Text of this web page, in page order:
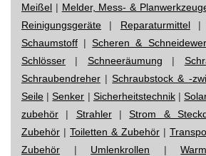
Meißel | Melder, Mess- &
Reinigungsgeräte | Reparaturmittel|
Schaumstoff |Scheren &
Schlösser | Schneeräumung |
Schraubendreher |Schraubstock & -
Seile |Senker | Sicherheitstechnik|
zubehör | Strahler|Strom &
Zubehör | Toiletten & Zubehör |
Zubehör | Umlenkrollen |